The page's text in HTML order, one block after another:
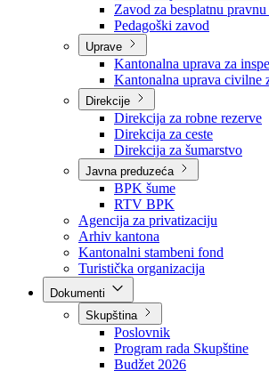
Zavodi
Zavod zdravstvenog
Zavod za javno zdravstvo
Zavod za besplatnu pravnu
Pedagoški zavod
Uprave
Kantonalna uprava za
Kantonalna uprava civilne
Direkcije
Direkcija za robne rezerve
Direkcija za ceste
Direkcija za šumarstvo
Javna preduzeća
BPK šume
RTV BPK
Agencija za privatizaciju
Arhiv kantona
Kantonalni stambeni fond
Turistička organizacija
Skupština